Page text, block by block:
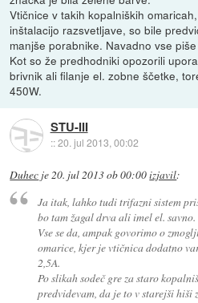
Vtičnice v takih kopalniških
inštalacijo razsvetljave, so bile
manjše porabnike. Navadno vse
Kot so že predhodniki opozorili
brivnik ali filanje el. zobne ščetke,
450W.
STU-III
::20. jul 2013, 00:02
Duhec je20. jul 2013 ob 00:00izjavil:
Ja itak, lahko tudi trifazni sistem
bo tam žagal drva ali imel el. savno.
Vse se da, ampak govorimo o
omarice, kjer je vtičnica dodatno
2,5A.
Po slikah sodeč gre za staro
predvidevam, da je to v starejši